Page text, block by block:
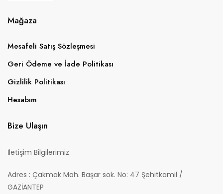
Mağaza
Mesafeli Satış Sözleşmesi
Geri Ödeme ve İade Politikası
Gizlilik Politikası
Hesabım
Bize Ulaşın
İletişim Bilgilerimiz
Adres : Çakmak Mah. Başar sok. No: 47 Şehitkamil /
GAZİANTEP